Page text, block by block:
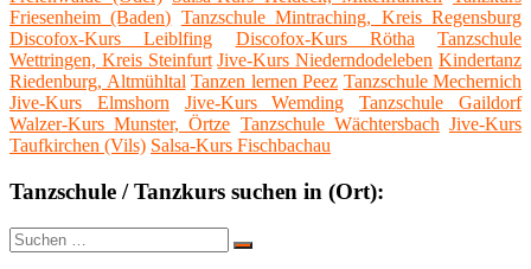
Friesenheim (Baden) Tanzschule Mintraching, Kreis Regensburg
Discofox-Kurs Leiblfing
Discofox-Kurs Rötha
Tanzschule
Wettringen, Kreis Steinfurt Jive-Kurs Niederndodeleben Kindertanz
Riedenburg, Altmühltal Tanzen lernen Peez Tanzschule Mechernich
Jive-Kurs Elmshorn
Jive-Kurs Wemding
Tanzschule Gaildorf
Walzer-Kurs Munster, Örtze Tanzschule Wächtersbach Jive-Kurs
Taufkirchen (Vils) Salsa-Kurs Fischbachau
Tanzschule / Tanzkurs suchen in (Ort):
Suche
nach:
Suchen